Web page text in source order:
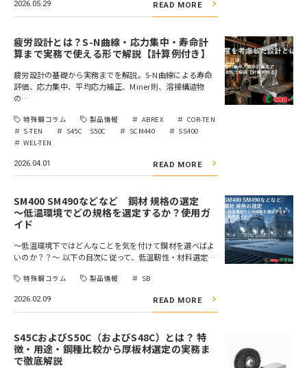
2026.05.29 READ MORE
疲労設計とは？S-N曲線・応力集中・寿命計
算まで実務で使える形で解説【計算例付き】
疲労設計の基礎から実務までを解説。S-N曲線による寿命
評価、応力集中、平均応力補正、Miner則、溶接構造物
の…
特殊鋼コラム 製品情報 ABREX
COR-TEN
S-TEN
S45C S50C SCM440
SS400
WEL-TEN
2026.04.01 READ MORE
SM400 SM490などなど 鋼材 規格の選定
～低温環境でどの規格を選定するか？使用ガ
イド
〜低温環境下ではどんなことを気を付けて鋼材を選べばよ
いのか？？～ 以下の目次に従って、低温靭性・材料選定…
特殊鋼コラム 製品情報 SB
2026.02.09 READ MORE
S45CおよびS50C（およびS48C）とは？ 特
徴・用途・鋼種比較から厚板材選定の実務ま
で徹底解説